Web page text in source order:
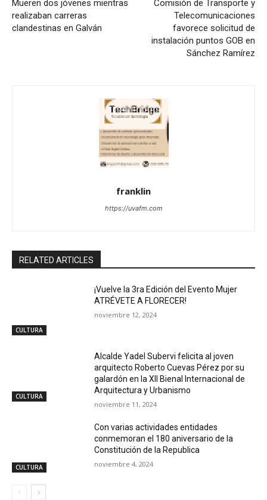
Mueren dos jóvenes mientras
realizaban carreras
clandestinas en Galván
Comisión de Transporte y
Telecomunicaciones
favorece solicitud de
instalación puntos GOB en
Sánchez Ramírez
franklin
https://uvafm.com
RELATED ARTICLES
CULTURA
¡Vuelve la 3ra Edición del Evento Mujer
ATRÉVETE A FLORECER!
noviembre 12, 2024
CULTURA
Alcalde Yadel Subervi felicita al joven
arquitecto Roberto Cuevas Pérez por su
galardón en la XII Bienal Internacional de
Arquitectura y Urbanismo
noviembre 11, 2024
CULTURA
Con varias actividades entidades
conmemoran el 180 aniversario de la
Constitución de la Republica
noviembre 4, 2024